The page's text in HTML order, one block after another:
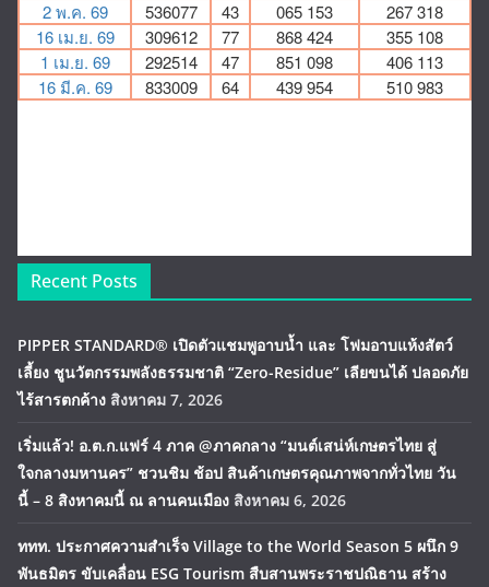
Recent Posts
PIPPER STANDARD® เปิดตัวแชมพูอาบน้ำ และ โฟมอาบแห้งสัตว์
เลี้ยง ชูนวัตกรรมพลังธรรมชาติ “Zero-Residue” เลียขนได้ ปลอดภัย
ไร้สารตกค้าง สิงหาคม 7, 2026
เริ่มแล้ว! อ.ต.ก.แฟร์ 4 ภาค @ภาคกลาง “มนต์เสน่ห์เกษตรไทย สู่
ใจกลางมหานคร” ชวนชิม ช้อป สินค้าเกษตรคุณภาพจากทั่วไทย วัน
นี้ – 8 สิงหาคมนี้ ณ ลานคนเมือง สิงหาคม 6, 2026
ททท. ประกาศความสำเร็จ Village to the World Season 5 ผนึก 9
พันธมิตร ขับเคลื่อน ESG Tourism สืบสานพระราชปณิธาน สร้าง